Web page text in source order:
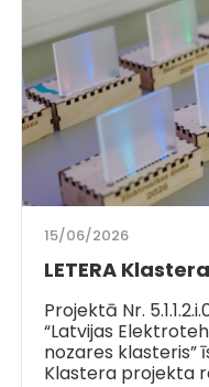
15/06/2026
LETERA
Projektā Nr.
“Latvijas
nozares klasteris”
Klastera projekta